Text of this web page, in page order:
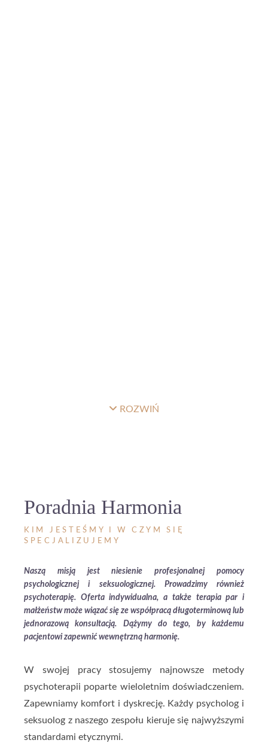
ROZWIŃ
Poradnia Harmonia
KIM JESTEŚMY I W CZYM SIĘ
SPECJALIZUJEMY
Naszą misją jest niesienie profesjonalnej pomocy
psychologicznej i seksuologicznej. Prowadzimy również
psychoterapię. Oferta indywidualna, a także terapia par i
małżeństw może wiązać się ze współpracą długoterminową lub
jednorazową konsultacją. Dążymy do tego, by każdemu
pacjentowi zapewnić wewnętrzną harmonię.
W swojej pracy stosujemy najnowsze metody
psychoterapii poparte wieloletnim doświadczeniem.
Zapewniamy komfort i dyskrecję. Każdy psycholog i
seksuolog z naszego zespołu kieruje się najwyższymi
standardami etycznymi.